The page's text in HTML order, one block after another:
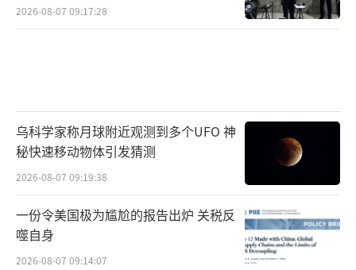
2026-08-07 09:17:28
乌科学家称月球附近观测到多个UFO 神
秘快速移动物体引发猜测
2026-08-07 09:19:38
一份令美国极为尴尬的报告出炉 关税反
噬自身
2026-08-07 09:14:07